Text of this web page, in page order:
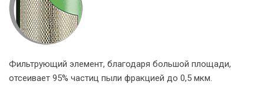
Фильтрующий элемент, благодаря большой площади,
отсеивает 95% частиц пыли фракцией до 0,5 мкм.